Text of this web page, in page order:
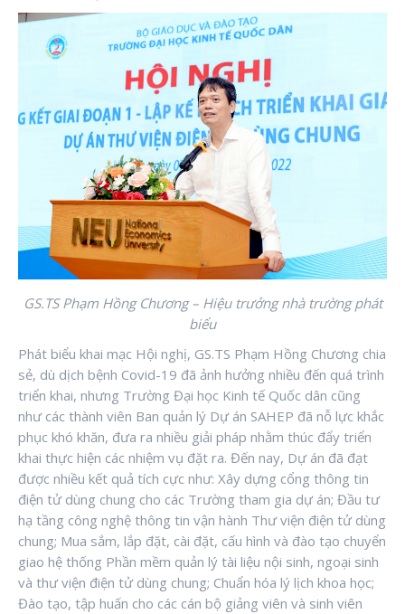
GS.TS Phạm Hồng Chương – Hiệu trưởng nhà trường phát
biểu
Phát biểu khai mạc Hội nghị, GS.TS Phạm Hồng Chương chia
sẻ, dù dịch bệnh Covid-19 đã ảnh hưởng nhiều đến quá trình
triển khai, nhưng Trường Đại học Kinh tế Quốc dân cũng
như các thành viên Ban quản lý Dự án SAHEP đã nỗ lực khắc
phục khó khăn, đưa ra nhiều giải pháp nhằm thúc đẩy triển
khai thực hiện các nhiệm vụ đặt ra. Đến nay, Dự án đã đạt
được nhiều kết quả tích cực như: Xây dựng cổng thông tin
điện tử dùng chung cho các Trường tham gia dự án; Đầu tư
hạ tầng công nghệ thông tin vận hành Thư viện điện tử dùng
chung; Mua sắm, lắp đặt, cài đặt, cấu hình và đào tạo chuyển
giao hệ thống Phần mềm quản lý tài liệu nội sinh, ngoại sinh
và thư viện điện tử dùng chung; Chuẩn hóa lý lịch khoa học;
Đào tạo, tập huấn cho các cán bộ giảng viên và sinh viên